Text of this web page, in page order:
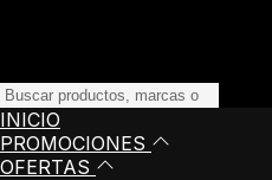
INICIO
PROMOCIONES
OFERTAS